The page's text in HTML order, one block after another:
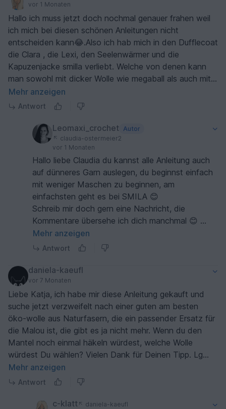
vor 1 Monaten
Hallo ich muss jetzt doch nochmal genauer frahen weil
ich mich bei diesen schönen Anleitungen nicht
entscheiden kann😂.Also ich hab mich in den Dufflecoat
die Clara , die Lexi, den Seelenwärmer und die
Kapuzenjacke smilla verliebt. Welche von denen kann
man sowohl mit dicker Wolle wie megaball als auch mit
dünnem Garn 4 fädig arbeiten geht das bei allen?
Mehr anzeigen
Antwort
Leomaxi_crochet
Autor
claudia-ostermeier2
vor 1 Monaten
Hallo liebe Claudia du kannst alle Anleitung auch
auf dünneres Garn auslegen, du beginnst einfach
mit weniger Maschen zu beginnen, am
einfachsten geht es bei SMILA 😊
Schreib mir doch gern eine Nachricht, die
Kommentare übersehe ich dich manchmal 😊
Liebe Grüße von Katja 🧶💖
Mehr anzeigen
Antwort
daniela-kaeufl
vor 7 Monaten
Liebe Katja, ich habe mir diese Anleitung gekauft und
suche jetzt verzweifelt nach einer guten am besten
öko-wolle aus Naturfasern, die ein passender Ersatz für
die Malou ist, die gibt es ja nicht mehr. Wenn du den
Mantel noch einmal häkeln würdest, welche Wolle
würdest Du wählen? Vielen Dank für Deinen Tipp. Lg
Dani
Mehr anzeigen
Antwort
c-klatt
daniela-kaeufl